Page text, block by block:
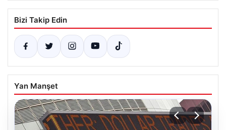
Bizi Takip Edin
Yan Manşet